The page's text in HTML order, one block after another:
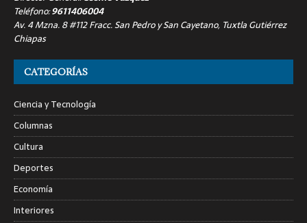
Teléfono:9611406004
Av. 4 Mzna. 8 #112 Fracc. San Pedro y San Cayetano, Tuxtla Gutiérrez
Chiapas
CATEGORÍAS
Ciencia y Tecnología
Columnas
Cultura
Deportes
Economía
Interiores